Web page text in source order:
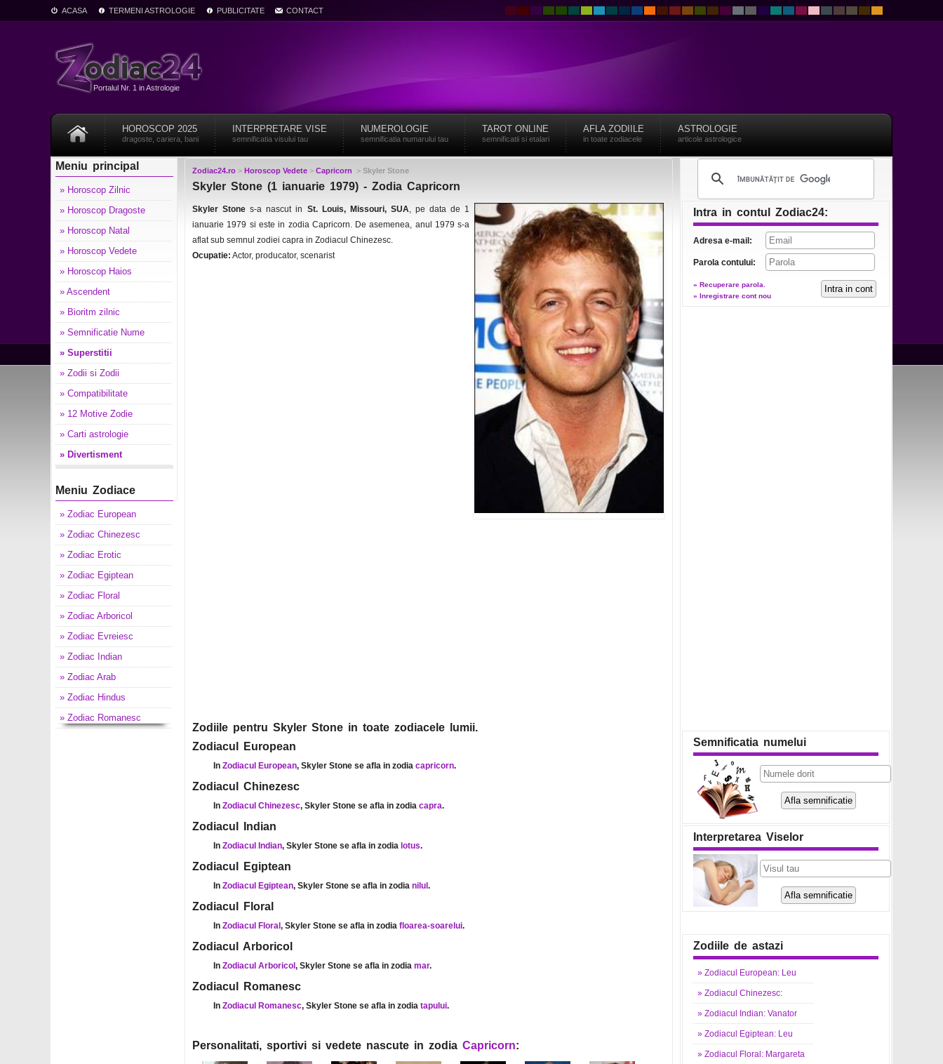
ACASA TERMENI ASTROLOGIE PUBLICITATE CONTACT
Portalul Nr. 1 in Astrologie
HOROSCOP 2025
dragoste, cariera, bani
INTERPRETARE VISE
semnificatia visului tau
NUMEROLOGIE
semnificatia numarului tau
TAROT ONLINE
semnificatii si etalari
AFLA ZODIILE
in toate zodiacele
ASTROLOGIE
articole astrologice
Meniu principal
» Horoscop Zilnic
» Horoscop Dragoste
» Horoscop Natal
» Horoscop Vedete
» Horoscop Haios
» Ascendent
» Bioritm zilnic
» Semnificatie Nume
» Superstitii
» Zodii si Zodii
» Compatibilitate
» 12 Motive Zodie
» Carti astrologie
» Divertisment
Meniu Zodiace
» Zodiac European
» Zodiac Chinezesc
» Zodiac Erotic
» Zodiac Egiptean
» Zodiac Floral
» Zodiac Arboricol
» Zodiac Evreiesc
» Zodiac Indian
» Zodiac Arab
» Zodiac Hindus
» Zodiac Romanesc
Zodiac24.ro > Horoscop Vedete > Capricorn > Skyler Stone
Skyler Stone (1 ianuarie 1979) - Zodia Capricorn
Skyler Stone s-a nascut in St. Louis, Missouri, SUA, pe data de 1
ianuarie 1979 si este in zodia Capricorn. De asemenea, anul 1979 s-a
aflat sub semnul zodiei capra in Zodiacul Chinezesc.
Ocupatie: Actor, producator, scenarist
Zodiile pentru Skyler Stone in toate zodiacele lumii.
Zodiacul European
In Zodiacul European, Skyler Stone se afla in zodia capricorn.
Zodiacul Chinezesc
In Zodiacul Chinezesc, Skyler Stone se afla in zodia capra.
Zodiacul Indian
In Zodiacul Indian, Skyler Stone se afla in zodia lotus.
Zodiacul Egiptean
In Zodiacul Egiptean, Skyler Stone se afla in zodia nilul .
Zodiacul Floral
In Zodiacul Floral , Skyler Stone se afla in zodia floarea-soarelui.
Zodiacul Arboricol
In Zodiacul Arboricol , Skyler Stone se afla in zodia mar.
Zodiacul Romanesc
In Zodiacul Romanesc, Skyler Stone se afla in zodia tapului.
Personalitati, sportivi si vedete nascute in zodia Capricorn:
Intra in contul Zodiac24:
Adresa e-mail:
Parola contului:
» Recuperare parola.
» Inregistrare cont nou
Semnificatia numelui
Interpretarea Viselor
Zodiile de astazi
» Zodiacul European: Leu
» Zodiacul Chinezesc:
» Zodiacul Indian: Vanator
» Zodiacul Egiptean: Leu
» Zodiacul Floral: Margareta